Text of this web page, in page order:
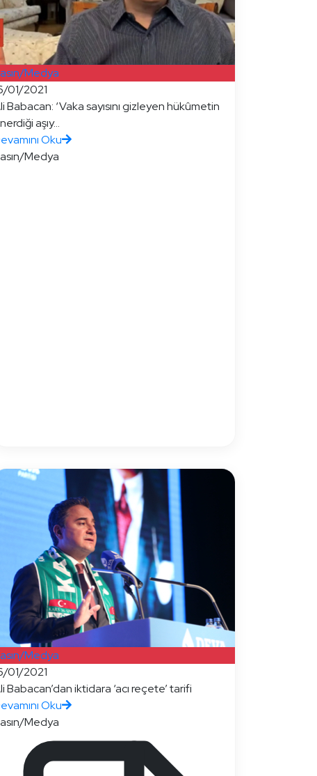
Medya
01/2021
Babacan: ‘Vaka sayısını gizleyen hükûmetin
aşıy...
Oku
Medya
Medya
01/2021
Babacan’dan iktidara ‘acı reçete’ tarifi
Oku
Medya